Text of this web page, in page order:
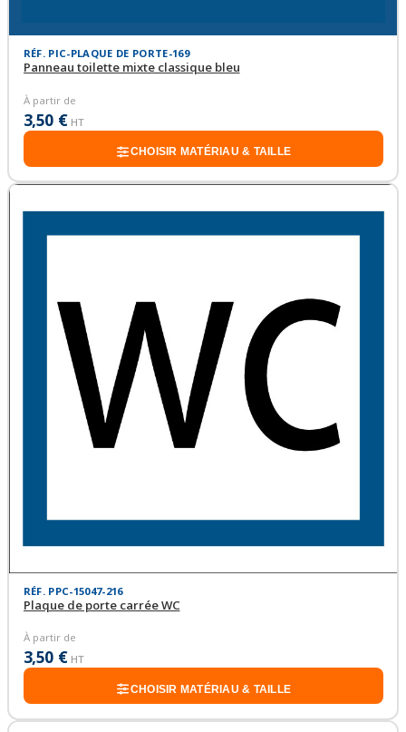
RÉF. PIC-PLAQUE DE PORTE-169
Panneau toilette mixte classique bleu
À partir de
3,50 € HT
CHOISIR MATÉRIAU & TAILLE
RÉF. PPC-15047-216
Plaque de porte carrée WC
À partir de
3,50 € HT
CHOISIR MATÉRIAU & TAILLE